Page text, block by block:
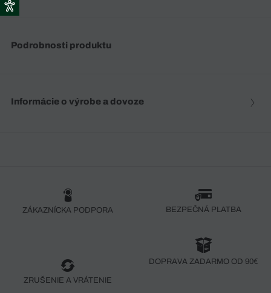
Podrobnosti produktu
Informácie o výrobe a dovoze
ZÁKAZNÍCKA PODPORA BEZPEČNÁ PLATBA
ZRUŠENIE A VRÁTENIE
DOPRAVA ZADARMO OD 90€